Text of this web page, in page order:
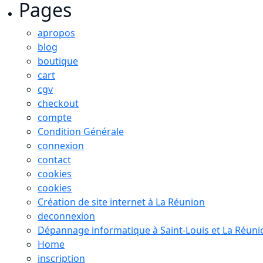
Pages
apropos
blog
boutique
cart
cgv
checkout
compte
Condition Générale
connexion
contact
cookies
cookies
Création de site internet à La Réunion
deconnexion
Dépannage informatique à Saint-Louis et La
Home
inscription